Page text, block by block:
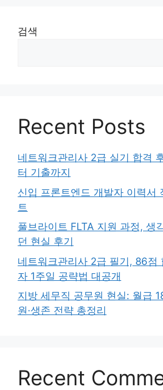
검색
Recent Posts
네트워크관리사 2급 실기 합격
터 기출까지
신입 프론트엔드 개발자 이력서
트
풀브라이트 FLTA 지원 과정, 생
던 현실 후기
네트워크관리사 2급 필기, 86점
자 1주일 공략법 대공개
지방 세무직 공무원 현실: 월급
원·생존 전략 총정리
Recent